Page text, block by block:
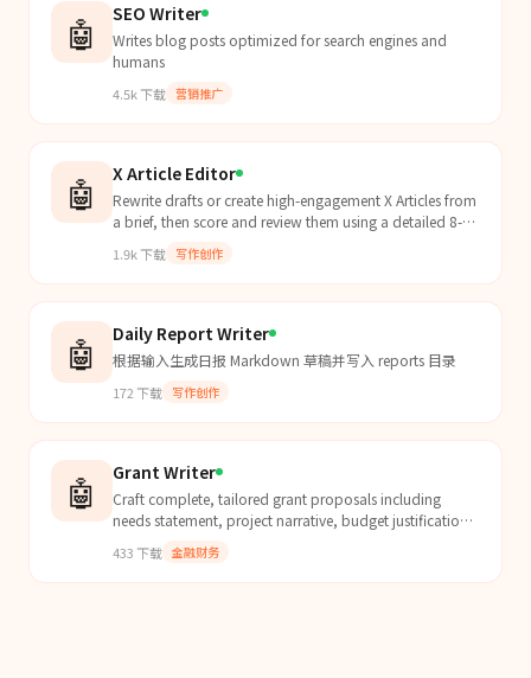
🤖 SEO Writer
Writes blog posts optimized for search engines and
humans
4.5k下载 营销推广
🤖 X Article Editor
Rewrite drafts or create high-engagement X Articles from
a brief, then score and review them using a detailed 8-
1.9k下载 写作创作
🤖 Daily Report Writer
根据输入生成日报 Markdown 草稿并写入 reports 目录
172 下载 写作创作
🤖 Grant Writer
Craft complete, tailored grant proposals including
needs statement, project narrative, budget justification,
433 下载 金融财务